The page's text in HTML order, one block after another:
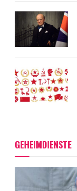
GEHEIMDIENSTE